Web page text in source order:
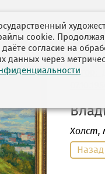
автор:
Холст,
Назад
cookie. Продолжая
согласие на
данных через